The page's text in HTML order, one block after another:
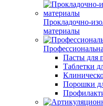
Прокладочно-
материалы
Пасты для
Таблетки
Порошки